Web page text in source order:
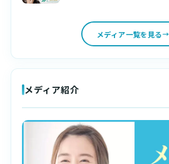
メディア一覧を見る
メディア紹介